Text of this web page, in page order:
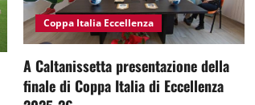
Coppa Italia Eccellenza
A Caltanissetta presentazione della
finale di Coppa Italia di Eccellenza